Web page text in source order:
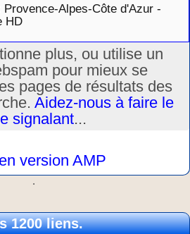
Alpes-Côte d'Azur -
HD
plus, ou utilise un
pour mieux se
pages de résultats des
Aidez-nous à faire le
signalant...
version AMP
.
1200 liens.